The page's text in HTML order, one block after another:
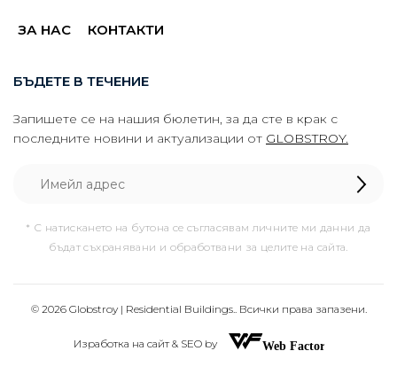
ЗА НАС КОНТАКТИ
БЪДЕТЕ В ТЕЧЕНИЕ
Запишете се на нашия бюлетин, за да сте в крак с
последните новини и актуализации от GLOBSTROY.
* С натискането на бутона се съгласявам личните ми данни да
бъдат съхранявани и обработвани за целите на сайта.
© 2026 Globstroy | Residential Buildings.. Всички права запазени.
Изработка на сайт & SEO by